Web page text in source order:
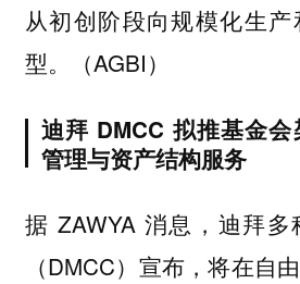
从初创阶段向规模化生
型。（AGBI）
迪拜 DMCC 拟推基金
管理与资产结构服务
据 ZAWYA 消息，迪拜
（DMCC）宣布，将在自